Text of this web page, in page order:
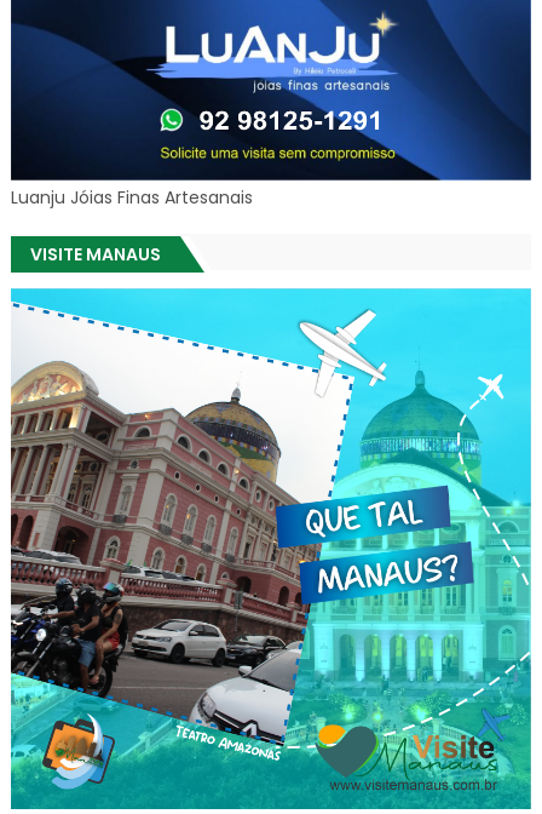
Luanju Jóias Finas Artesanais
VISITE MANAUS